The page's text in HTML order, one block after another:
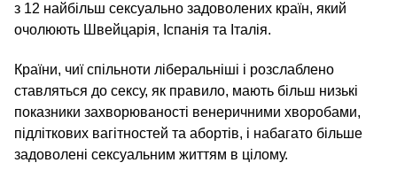
з 12 найбільш сексуально задоволених країн, який
очолюють Швейцарія, Іспанія та Італія.
Країни, чиї спільноти ліберальніші і розслаблено
ставляться до сексу, як правило, мають більш низькі
показники захворюваності венеричними хворобами,
підліткових вагітностей та абортів, і набагато більше
задоволені сексуальним життям в цілому.